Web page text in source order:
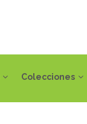
Colecciones